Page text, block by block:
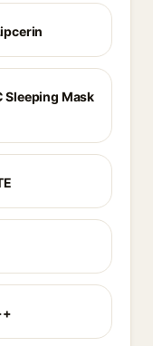
Sleeping Mask